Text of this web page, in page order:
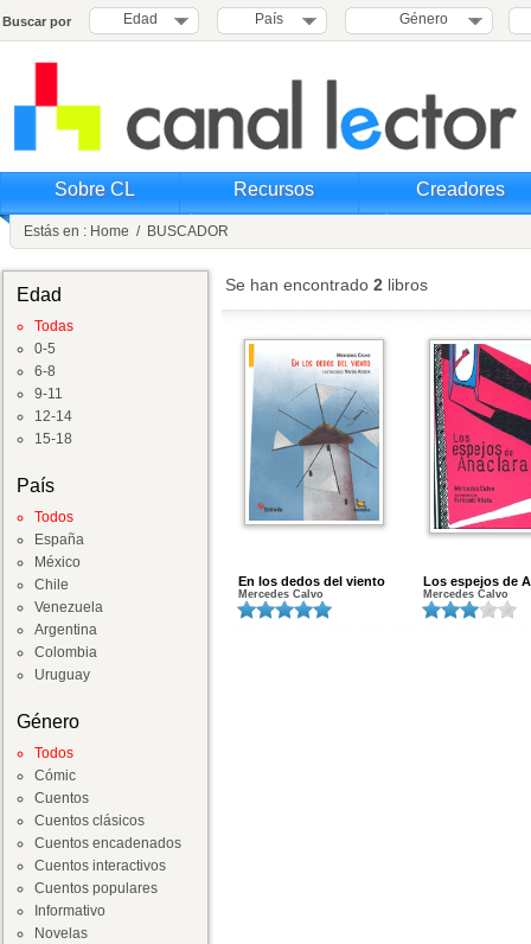
Buscar por Edad País Género
Sobre CL Recursos Creadores
Estás en : Home / BUSCADOR
Edad
Todas
0-5
6-8
9-11
12-14
15-18
País
Todos
España
México
Chile
Venezuela
Argentina
Colombia
Uruguay
Género
Todos
Cómic
Cuentos
Cuentos clásicos
Cuentos encadenados
Cuentos interactivos
Cuentos populares
Informativo
Novelas
Se han encontrado 2 libros
En los dedos del viento
Mercedes Calvo
Los espejos de
Mercedes Calvo